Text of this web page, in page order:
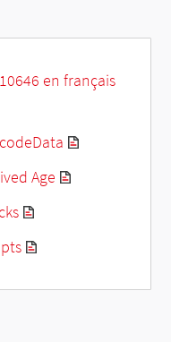
en français
Age